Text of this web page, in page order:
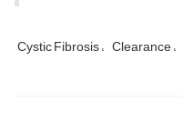
Cystic Fibrosis Clearance